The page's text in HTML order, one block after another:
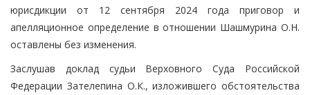
юрисдикции от 12 сентября 2024 года приговор и
апелляционное определение в отношении Шашмурина О.Н.
оставлены без изменения.
Заслушав доклад судьи Верховного Суда Российской
Федерации Зателепина О.К., изложившего обстоятельства